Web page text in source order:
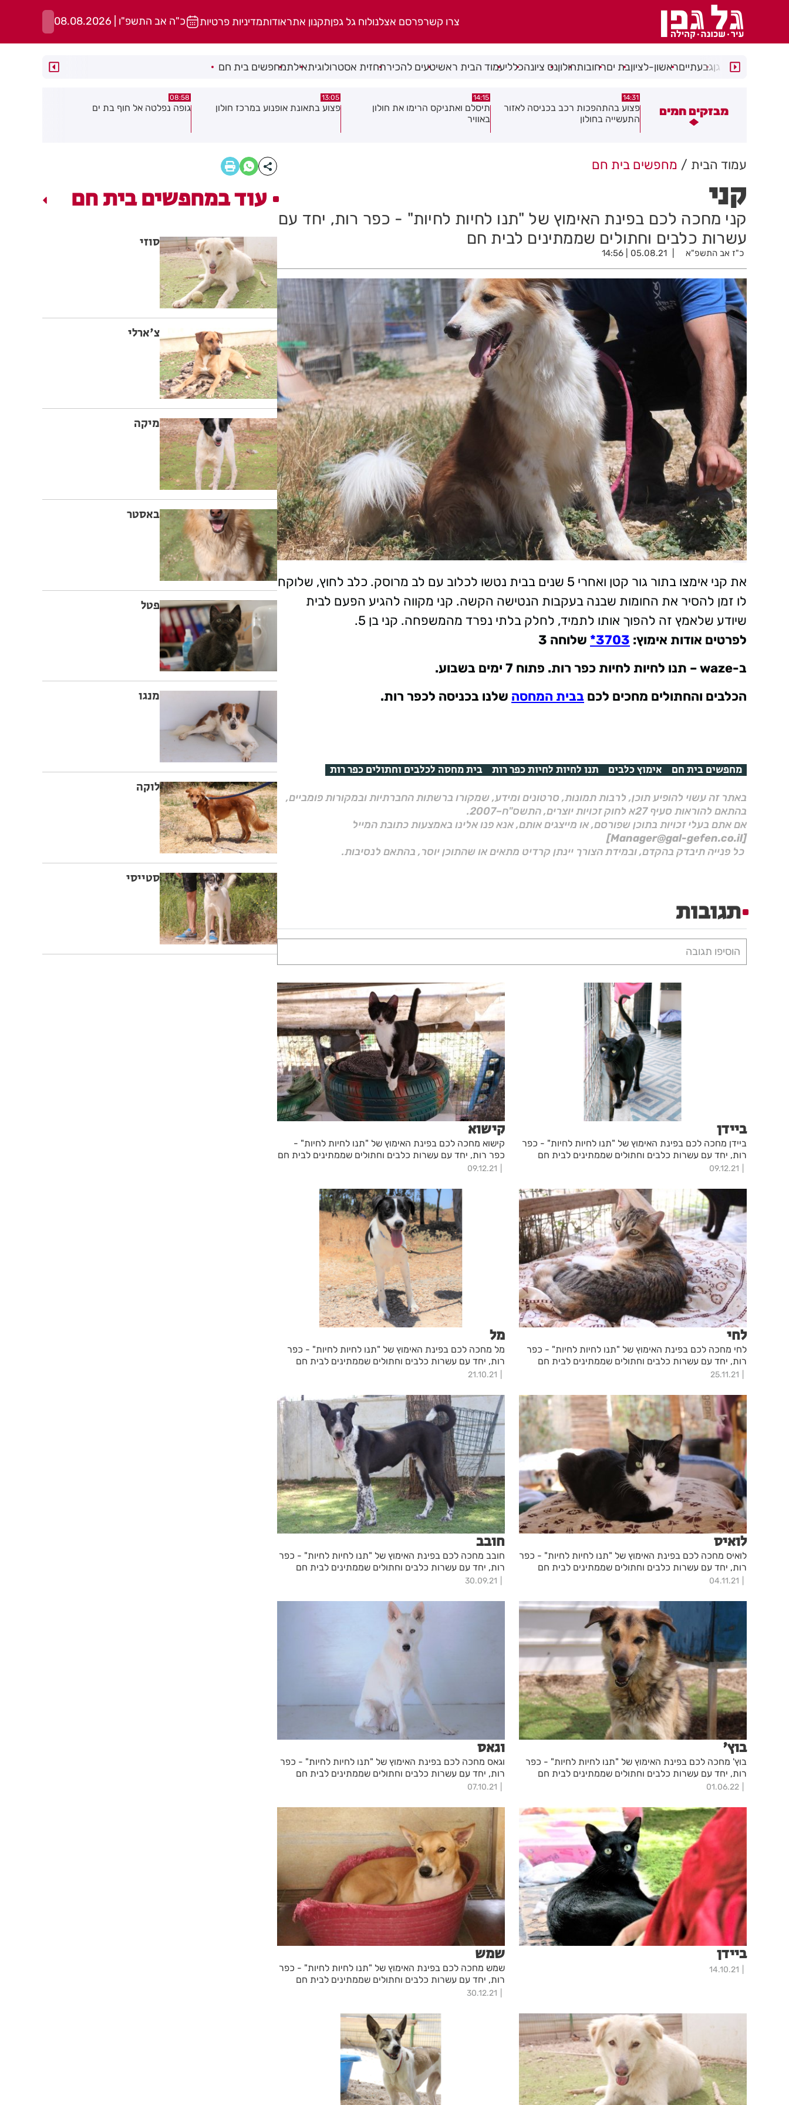
צרו קשרפרסם אצלנולוח גל גפןתקנון אתראודותמדיניות פרטיות כ"ה אב התשפ"ו | 08.08.2026
רמת גןגבעתייםראשון-לציוןבת יםרחובותחולוןנס ציונהכלליעמוד הבית ראשיטעים להכירתחזית אסטרולוגיתאילתמחפשים בית חם
מבזקים חמים
פצוע בהתהפכות רכב בכניסה לאזור
14:15
תיסלם ואתניקס הרימו את חולון
באוויר
13:05
פצוע בתאונת אופנוע במרכז חולון
08:58
גופה נפלטה אל חוף בת ים
08:29
חשד להצתה בשלושה מוקדים ברמת
עמוד הבית מחפשים בית חם
קני
קני מחכה לכם בפינת האימוץ של "תנו לחיות לחיות" - כפר רות, יחד עם
עשרות כלבים וחתולים שממתינים לבית חם
כ"ז אב התשפ"א 05.08.21 | 14:56
את קני אימצו בתור גור קטן ואחרי 5 שנים בבית נטשו לכלוב עם לב מרוסק. כלב לחוץ, שלוקח
לו זמן להסיר את החומות שבנה בעקבות הנטישה הקשה. קני מקווה להגיע הפעם לבית
שיודע שלאמץ זה להפוך אותו לתמיד, לחלק בלתי נפרד מהמשפחה. קני בן 5.
לפרטים אודות אימוץ:
3703* שלוחה 3
ב-waze – תנו לחיות לחיות כפר רות. פתוח 7 ימים בשבוע
.
הכלבים והחתולים מחכים לכם בבית המחסה שלנו בכניסה לכפר רות.
מחפשים בית חם אימוץ כלבים תנו לחיות לחיות כפר רות בית מחסה לכלבים וחתולים כפר רות
באתר זה עשוי להופיע תוכן, לרבות תמונות, סרטונים ומידע, שמקורו ברשתות החברתיות ובמקורות פומביים,
בהתאם להוראות סעיף 27א לחוק זכויות יוצרים, התשס"ח–2007.
אם אתם בעלי זכויות בתוכן שפורסם, או מייצגים אותם, אנא פנו אלינו באמצעות כתובת המייל
[Manager@gal-gefen.co.il]
כל פנייה תיבדק בהקדם, ובמידת הצורך יינתן קרדיט מתאים או שהתוכן יוסר, בהתאם לנסיבות.
תגובות
הוסיפו תגובה
ביידן
ביידן מחכה לכם בפינת האימוץ של "תנו לחיות לחיות" - כפר
רות, יחד עם עשרות כלבים וחתולים שממתינים לבית חם
09.12.21
קישוא
קישוא מחכה לכם בפינת האימוץ של "תנו לחיות לחיות" -
כפר רות, יחד עם עשרות כלבים וחתולים שממתינים לבית חם
09.12.21
לחי
לחי מחכה לכם בפינת האימוץ של "תנו לחיות לחיות" - כפר
רות, יחד עם עשרות כלבים וחתולים שממתינים לבית חם
25.11.21
מל
מל מחכה לכם בפינת האימוץ של "תנו לחיות לחיות" - כפר
רות, יחד עם עשרות כלבים וחתולים שממתינים לבית חם
21.10.21
לואיס
לואיס מחכה לכם בפינת האימוץ של "תנו לחיות לחיות" - כפר
רות, יחד עם עשרות כלבים וחתולים שממתינים לבית חם
04.11.21
חובב
חובב מחכה לכם בפינת האימוץ של "תנו לחיות לחיות" - כפר
רות, יחד עם עשרות כלבים וחתולים שממתינים לבית חם
30.09.21
בוץ'
בוץ' מחכה לכם בפינת האימוץ של "תנו לחיות לחיות" - כפר
רות, יחד עם עשרות כלבים וחתולים שממתינים לבית חם
01.06.22
וגאס
וגאס מחכה לכם בפינת האימוץ של "תנו לחיות לחיות" - כפר
רות, יחד עם עשרות כלבים וחתולים שממתינים לבית חם
07.10.21
ביידן
14.10.21
שמש
שמש מחכה לכם בפינת האימוץ של "תנו לחיות לחיות" - כפר
רות, יחד עם עשרות כלבים וחתולים שממתינים לבית חם
30.12.21
עוד במחפשים בית חם
סוזי
צ'ארלי
מיקה
באסטר
פטל
מנגו
לוקה
סטייסי